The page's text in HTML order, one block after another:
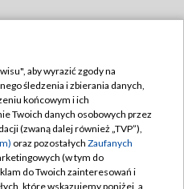
TVP
zgody
aby wyrazić zgody na
śledzenia i zbierania danych,
końcowym i ich
Twoich danych osobowych przez
(zwaną dalej również „TVP”),
oraz pozostałych Zaufanych
(w tym do
do Twoich zainteresowań i
które wskazujemy poniżej, a